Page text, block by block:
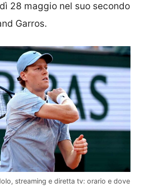
28 maggio nel suo secondo
Garros.
streaming e diretta tv: orario e dove